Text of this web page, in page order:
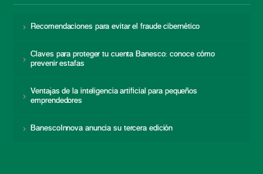
Recomendaciones para evitar el fraude cibernético
Claves para proteger tu cuenta Banesco: conoce cómo
prevenir estafas
Ventajas de la inteligencia artificial para pequeños
emprendedores
BanescoInnova anuncia su tercera edición